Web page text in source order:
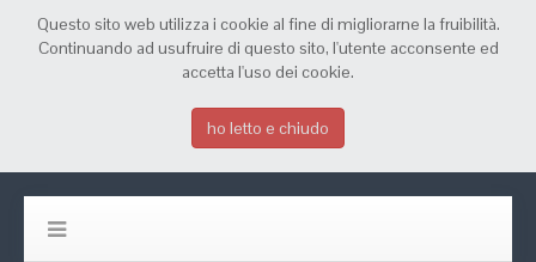
Questo sito web utilizza i cookie al fine di migliorarne la fruibilità.
Continuando ad usufruire di questo sito, l'utente acconsente ed
accetta l'uso dei cookie.
ho letto e chiudo